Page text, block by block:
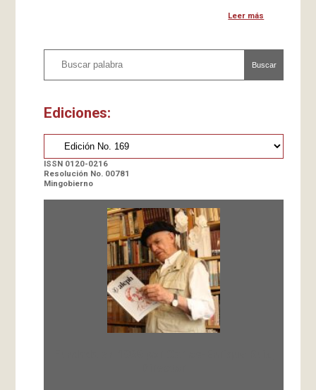
Leer más
Buscar
Ediciones:
ISSN 0120-0216
Resolución No. 00781
Mingobierno